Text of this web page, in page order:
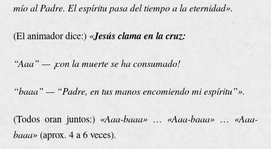
mío al Padre. El espíritu pasa del tiempo a la eternidad».
(El animador dice:) «Jesús clama en la cruz:
“Aaa” — ¡con la muerte se ha consumado!
“baaa” — “Padre, en tus manos encomiendo mi espíritu”».
(Todos oran juntos:) «Aaa-baaa» … «Aaa-baaa» … «Aaa-
baaa»(aprox. 4 a 6 veces).